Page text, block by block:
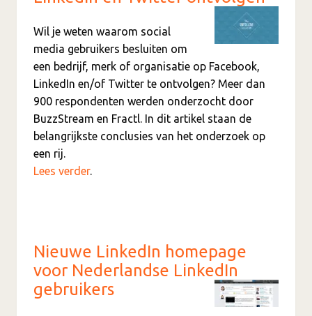
Wil je weten waarom social
media gebruikers besluiten om
een bedrijf, merk of organisatie op Facebook,
LinkedIn en/of Twitter te ontvolgen? Meer dan
900 respondenten werden onderzocht door
BuzzStream en Fractl. In dit artikel staan de
belangrijkste conclusies van het onderzoek op
een rij.
Lees verder.
Nieuwe LinkedIn homepage
voor Nederlandse LinkedIn
gebruikers